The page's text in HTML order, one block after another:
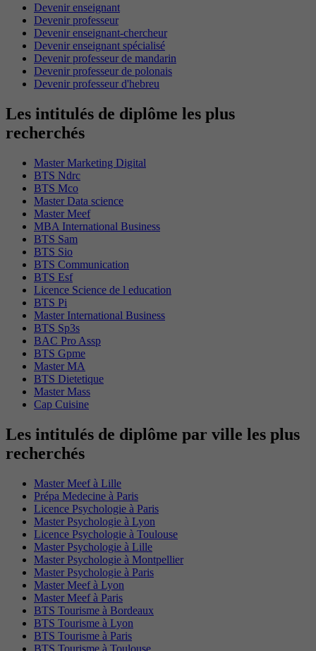
Devenir enseignant
Devenir professeur
Devenir enseignant-chercheur
Devenir enseignant spécialisé
Devenir professeur de mandarin
Devenir professeur de polonais
Devenir professeur d'hebreu
Les intitulés de diplôme les plus
recherchés
Master Marketing Digital
BTS Ndrc
BTS Mco
Master Data science
Master Meef
MBA International Business
BTS Sam
BTS Sio
BTS Communication
BTS Esf
Licence Science de l education
BTS Pi
Master International Business
BTS Sp3s
BAC Pro Assp
BTS Gpme
Master MA
BTS Dietetique
Master Mass
Cap Cuisine
Les intitulés de diplôme par ville les plus
recherchés
Master Meef à Lille
Prépa Medecine à Paris
Licence Psychologie à Paris
Master Psychologie à Lyon
Licence Psychologie à Toulouse
Master Psychologie à Lille
Master Psychologie à Montpellier
Master Psychologie à Paris
Master Meef à Lyon
Master Meef à Paris
BTS Tourisme à Bordeaux
BTS Tourisme à Lyon
BTS Tourisme à Paris
BTS Tourisme à Toulouse